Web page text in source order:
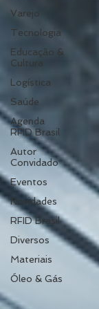
Varejo
Tecnologia
Educação &
Cultura
Logística
Saúde
Agenda
RFID Brasil
Autor
Convidado
Eventos
Novidades
RFID Brasil
Diversos
Materiais
Óleo & Gás